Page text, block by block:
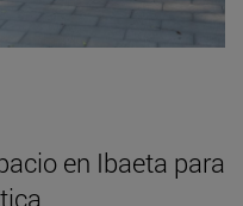
en Ibaeta para